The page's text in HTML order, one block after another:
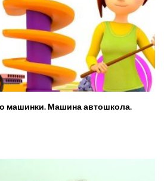
машинки. Машина автошкола.